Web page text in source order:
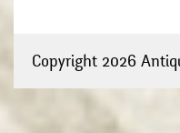
Copyright 2026